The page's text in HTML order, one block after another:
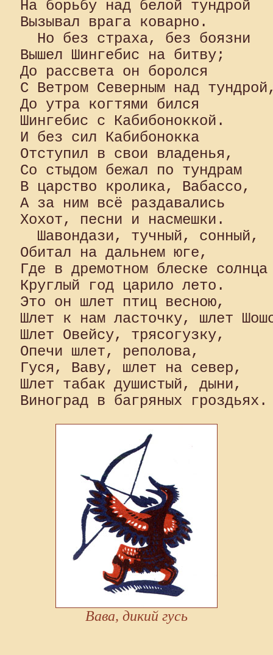
На борьбу над белой тундрой
Вызывал врага коварно.
  Но без страха, без боязни
Вышел Шингебис на битву;
До рассвета он боролся
С Ветром Северным над
До утра когтями бился
Шингебис с Кабибоноккой.
И без сил Кабибонокка
Отступил в свои владенья,
Со стыдом бежал по тундрам
В царство кролика, Вабассо,
А за ним всё раздавались
Хохот, песни и насмешки.
  Шавондази, тучный, сонный,
Обитал на дальнем юге,
Где в дремотном блеске
Круглый год царило лето.
Это он шлет птиц весною,
Шлет к нам ласточку, шлет
Шлет Овейсу, трясогузку,
Опечи шлет, реполова,
Гуся, Ваву, шлет на север,
Шлет табак душистый, дыни,
Вава, дикий гусь